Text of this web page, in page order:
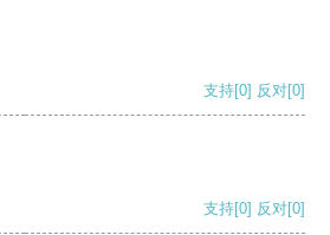
支持[0] 反对[0]
支持[0] 反对[0]